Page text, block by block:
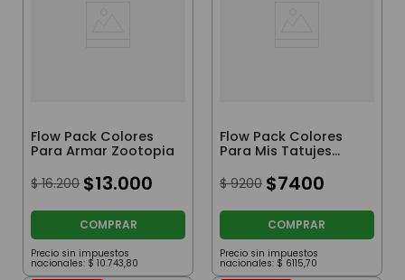
Flow Pack Colores
Para Armar Zootopia
$ 16.200 $13.000
COMPRAR
Precio sin impuestos
nacionales: $ 10.743,80
Flow Pack Colores
Para Mis Tatujes
$ 9200 $7400
COMPRAR
Precio sin impuestos
nacionales: $ 6115,70